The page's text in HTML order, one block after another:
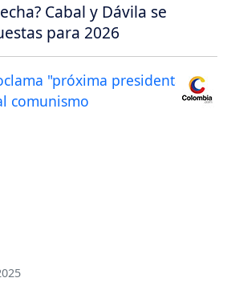
Cabal y Dávila se
para 2026